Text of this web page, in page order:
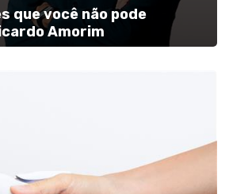
que você não pode
Amorim